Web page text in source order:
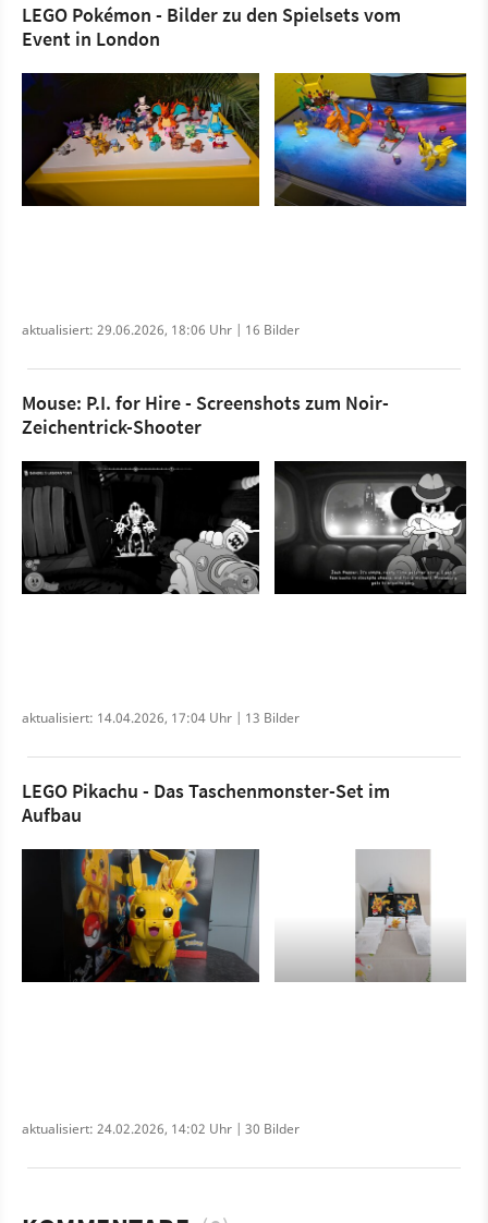
LEGO Pokémon - Bilder zu den Spielsets vom
Event in London
aktualisiert: 29.06.2026, 18:06 Uhr | 16 Bilder
Mouse: P.I. for Hire - Screenshots zum Noir-
Zeichentrick-Shooter
aktualisiert: 14.04.2026, 17:04 Uhr | 13 Bilder
LEGO Pikachu - Das Taschenmonster-Set im
Aufbau
aktualisiert: 24.02.2026, 14:02 Uhr | 30 Bilder